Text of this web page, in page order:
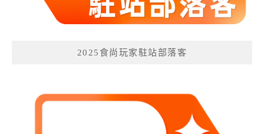
2025食尚玩家駐站部落客